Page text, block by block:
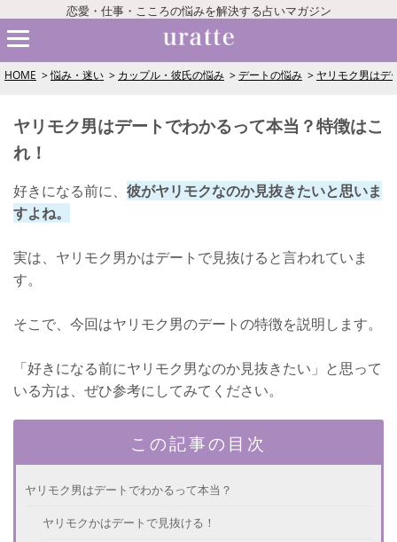
恋愛・仕事・こころの悩みを解決する占いマガジン
HOME 悩み・迷い カップル・彼氏の悩み デートの悩み ヤリモク男はデ
ヤリモク男はデートでわかるって本当？特徴はこ
れ！
好きになる前に、 彼がヤリモクなのか見抜きたいと思いま
すよね。
実は、ヤリモク男かはデートで見抜けると言われていま
す。
そこで、今回はヤリモク男のデートの特徴を説明します。
「好きになる前にヤリモク男なのか見抜きたい」と思って
いる方は、ぜひ参考にしてみてください。
この記事の目次
ヤリモク男はデートでわかるって本当？
ヤリモクかはデートで見抜ける！